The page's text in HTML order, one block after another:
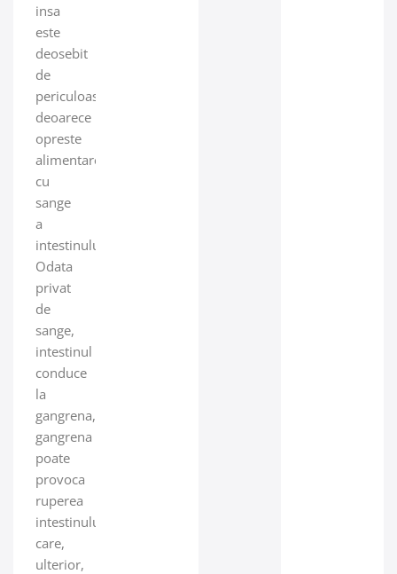
insa
este
deosebit
de
periculoasa
deoarece
opreste
alimentarea
cu
sange
a
intestinului.
Odata
privat
de
sange,
intestinul
conduce
la
gangrena,
gangrena
poate
provoca
ruperea
intestinului
care,
ulterior,